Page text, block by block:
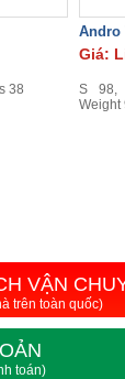
38
Andro
Giá:
S 98,
Weight
VẬN
trên toàn quốc)
toán)